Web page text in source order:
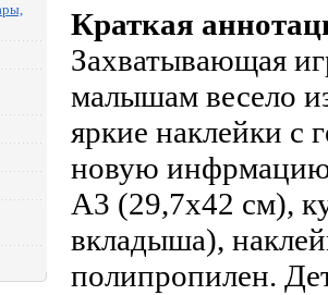
Краткая
Захватывающая
малышам весело
яркие наклейки с
новую
А3 (29,7х42 см),
вкладыша),
полипропилен.